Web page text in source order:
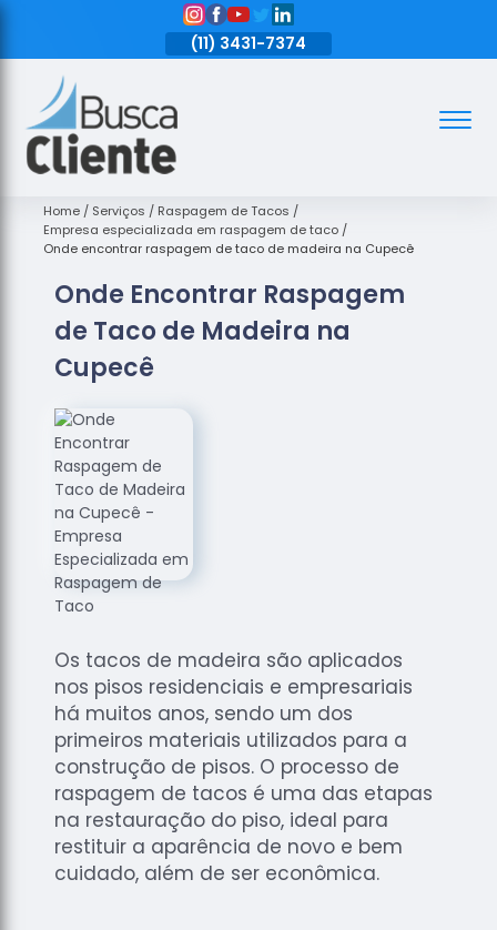
(11) 3431-7374
Assoalhos
de Madeira
Decks de
Empresas
de
Assoalhos
de Madeira
Loja de
Assoalhos
Raspagem
de
Assoalhos
Raspagem
de Tacos
de Tacos
de
Madeiras
Raspagens
de Pisos
Tacos de
Madeiras
Home Serviços
Raspagem de Tacos
Empresa especializada em raspagem de taco
Onde encontrar raspagem de taco de madeira na Cupecê
Onde Encontrar Raspagem
de Taco de Madeira na
Cupecê
Os tacos de madeira são aplicados
nos pisos residenciais e empresariais
há muitos anos, sendo um dos
primeiros materiais utilizados para a
construção de pisos. O processo de
raspagem de tacos é uma das etapas
na restauração do piso, ideal para
restituir a aparência de novo e bem
cuidado, além de ser econômica.